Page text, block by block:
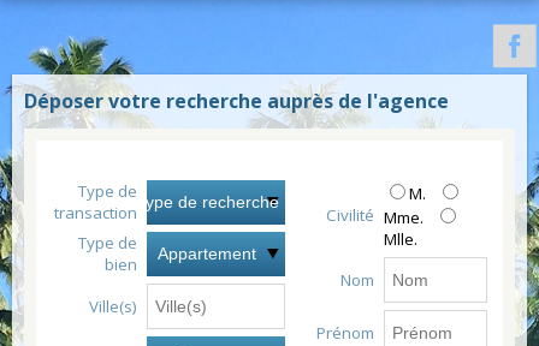
Déposer votre recherche auprès de l'agence
Type de
transactionType de recherche
Type de
bien
Appartement
Ville(s)
Civilité
M.
Mme.
Mlle.
Nom
Prénom